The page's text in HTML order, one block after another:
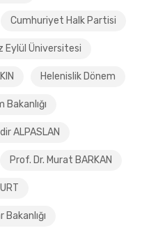
Cumhuriyet Halk Partisi
Eylül Üniversitesi
Helenislik Dönem
ALPASLAN
Prof. Dr. Murat BARKAN